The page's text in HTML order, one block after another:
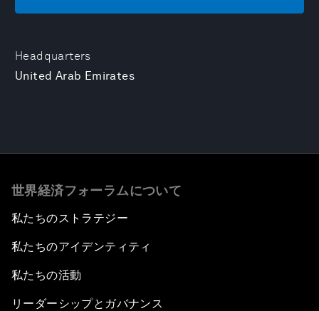
Headquarters
United Arab Emirates
世界経済フォーラムについて
私たちのストラテジー
私たちのアイデンティティ
私たちの活動
リーダーシップとガバナンス